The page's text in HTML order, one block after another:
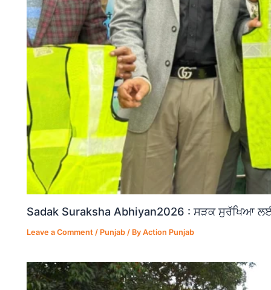
Sadak Suraksha Abhiyan2026 : ਸੜਕ ਸੁਰੱਖਿਆ
Leave a Comment / Punjab / ByAction Punjab